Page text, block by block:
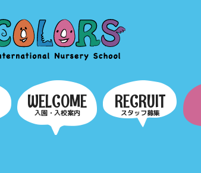
WELCOME
入園・入校案内
RECRUIT
スタッフ募集